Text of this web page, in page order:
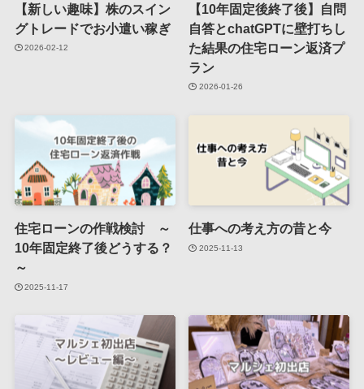
【新しい趣味】株のスイン
グトレードでお小遣い稼ぎ
2026-02-12
【10年固定後終了後】自問
自答とchatGPTに壁打ちし
た結果の住宅ローン返済プ
ラン
2026-01-26
住宅ローンの作戦検討 ～
10年固定終了後どうする？
～
2025-11-17
仕事への考え方の昔と今
2025-11-13